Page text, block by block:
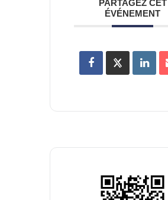
PARTAGEZ CET
ÉVÉNEMENT